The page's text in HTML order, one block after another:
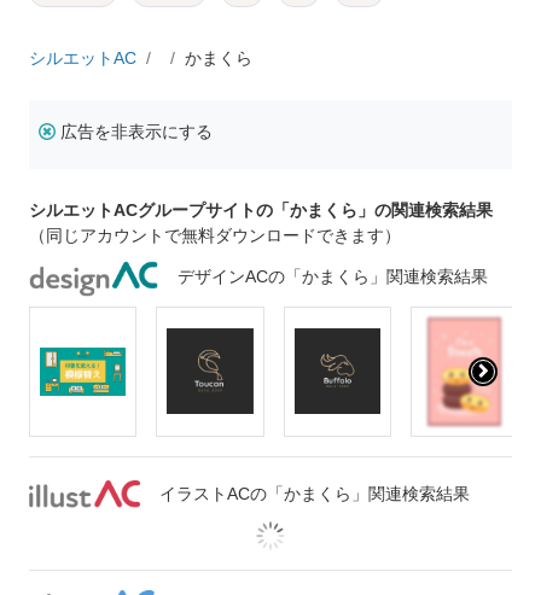
シルエットAC かまくら
広告を非表示にする
シルエットACグループサイトの「かまくら」の関連検索結果
（同じアカウントで無料ダウンロードできます）
デザインACの「かまくら」関連検索結果
イラストACの「かまくら」関連検索結果